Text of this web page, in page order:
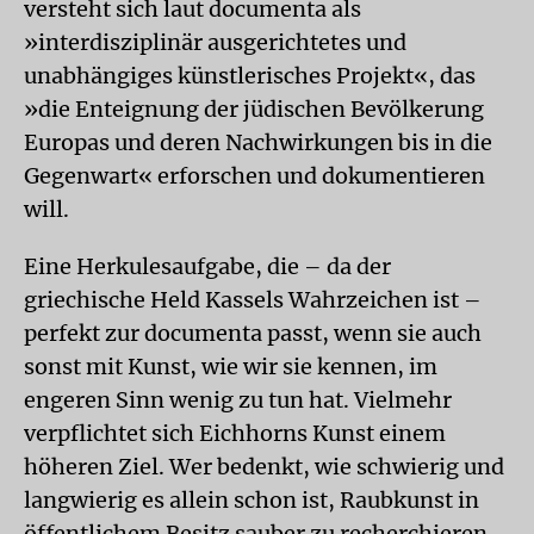
versteht sich laut documenta als
»interdisziplinär ausgerichtetes und
unabhängiges künstlerisches Projekt«, das
»die Enteignung der jüdischen Bevölkerung
Europas und deren Nachwirkungen bis in die
Gegenwart« erforschen und dokumentieren
will.
Eine Herkulesaufgabe, die – da der
griechische Held Kassels Wahrzeichen ist –
perfekt zur documenta passt, wenn sie auch
sonst mit Kunst, wie wir sie kennen, im
engeren Sinn wenig zu tun hat. Vielmehr
verpflichtet sich Eichhorns Kunst einem
höheren Ziel. Wer bedenkt, wie schwierig und
langwierig es allein schon ist, Raubkunst in